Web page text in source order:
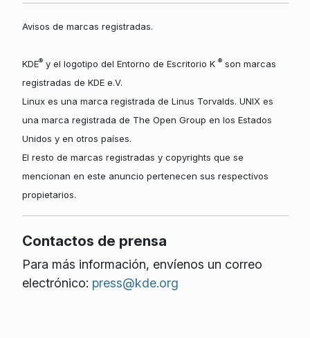
Avisos de marcas registradas.
KDE®y el logotipo del Entorno de Escritorio K ®son marcas
registradas de KDE e.V.
Linux es una marca registrada de Linus Torvalds. UNIX es
una marca registrada de The Open Group en los Estados
Unidos y en otros países.
El resto de marcas registradas y copyrights que se
mencionan en este anuncio pertenecen sus respectivos
propietarios.
Contactos de prensa
Para más información, envíenos un correo
electrónico: press@kde.org